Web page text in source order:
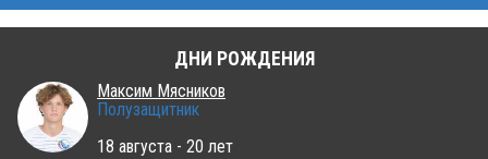
ДНИ РОЖДЕНИЯ
Максим Мясников
Полузащитник
18 августа - 20 лет